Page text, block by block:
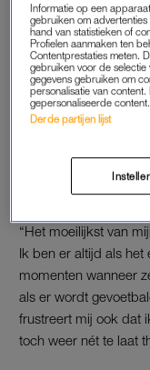
PARTIJLEIDER
“Leiderschap
kort nadat hij was
soms moet je ook
“Het moeilijkst van
Ik ben er altijd als het
momenten wanneer
als er wordt
frustreert mij ook dat
toch weer nét te laat
Informatie op een
gebruiken om
hand van statistieken of
Profielen aanmaken ten
Contentprestaties meten.
gebruiken voor de
gegevens gebruiken om
personalisatie van
gepersonaliseerde
Derde partijen lijst